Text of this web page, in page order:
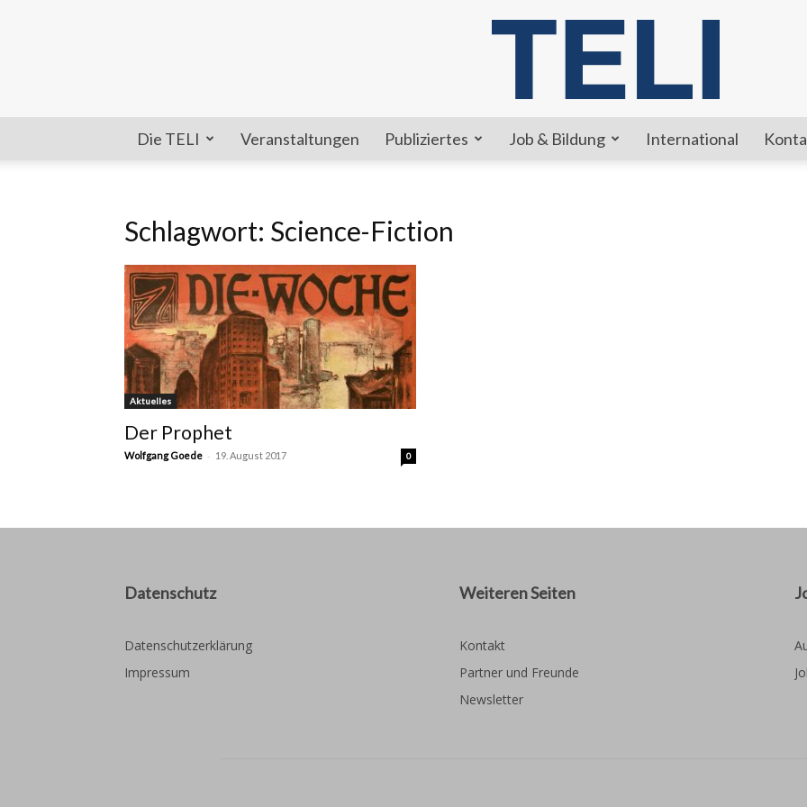
Die TELI Veranstaltungen Publiziertes Job & Bildung International
Schlagwort: Science-Fiction
Aktuelles
Der Prophet
Wolfgang Goede - 19. August 2017 0
Datenschutz
Datenschutzerklärung
Impressum
Weiteren Seiten
Kontakt
Partner und Freunde
Newsletter